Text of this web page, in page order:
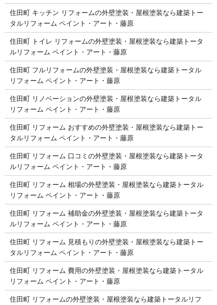
住田町 キッチン リフォームの外壁塗装・屋根塗装なら建築トー
タルリフォーム ペイント・アート・藤原
住田町 トイレ リフォームの外壁塗装・屋根塗装なら建築トータ
ルリフォーム ペイント・アート・藤原
住田町 フルリフォームの外壁塗装・屋根塗装なら建築トータル
リフォーム ペイント・アート・藤原
住田町 リノベーションの外壁塗装・屋根塗装なら建築トータル
リフォーム ペイント・アート・藤原
住田町 リフォーム おすすめの外壁塗装・屋根塗装なら建築トー
タルリフォーム ペイント・アート・藤原
住田町 リフォーム 口コミの外壁塗装・屋根塗装なら建築トータ
ルリフォーム ペイント・アート・藤原
住田町 リフォーム 相場の外壁塗装・屋根塗装なら建築トータル
リフォーム ペイント・アート・藤原
住田町 リフォーム 補助金の外壁塗装・屋根塗装なら建築トータ
ルリフォーム ペイント・アート・藤原
住田町 リフォーム 見積もりの外壁塗装・屋根塗装なら建築トー
タルリフォーム ペイント・アート・藤原
住田町 リフォーム 費用の外壁塗装・屋根塗装なら建築トータル
リフォーム ペイント・アート・藤原
住田町 リフォームの外壁塗装・屋根塗装なら建築トータルリフ